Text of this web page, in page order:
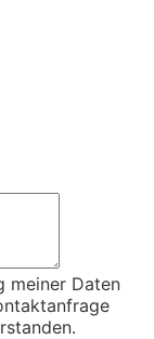
meiner Daten